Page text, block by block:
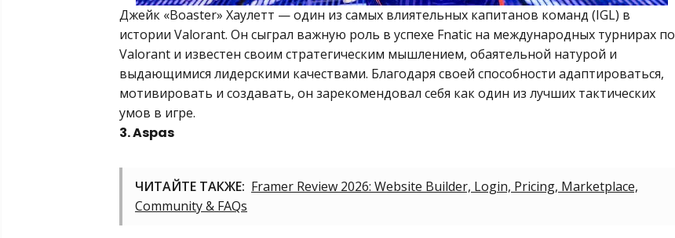
Джейк «Boaster» Хаулетт — один из самых влиятельных капитанов команд (IGL) в
истории Valorant. Он сыграл важную роль в успехе Fnatic на международных турнирах по
Valorant и известен своим стратегическим мышлением, обаятельной натурой и
выдающимися лидерскими качествами. Благодаря своей способности адаптироваться,
мотивировать и создавать, он зарекомендовал себя как один из лучших тактических
умов в игре.
3. Aspas
ЧИТАЙТЕ ТАКЖЕ: Framer Review 2026: Website Builder, Login, Pricing, Marketplace,
Community & FAQs